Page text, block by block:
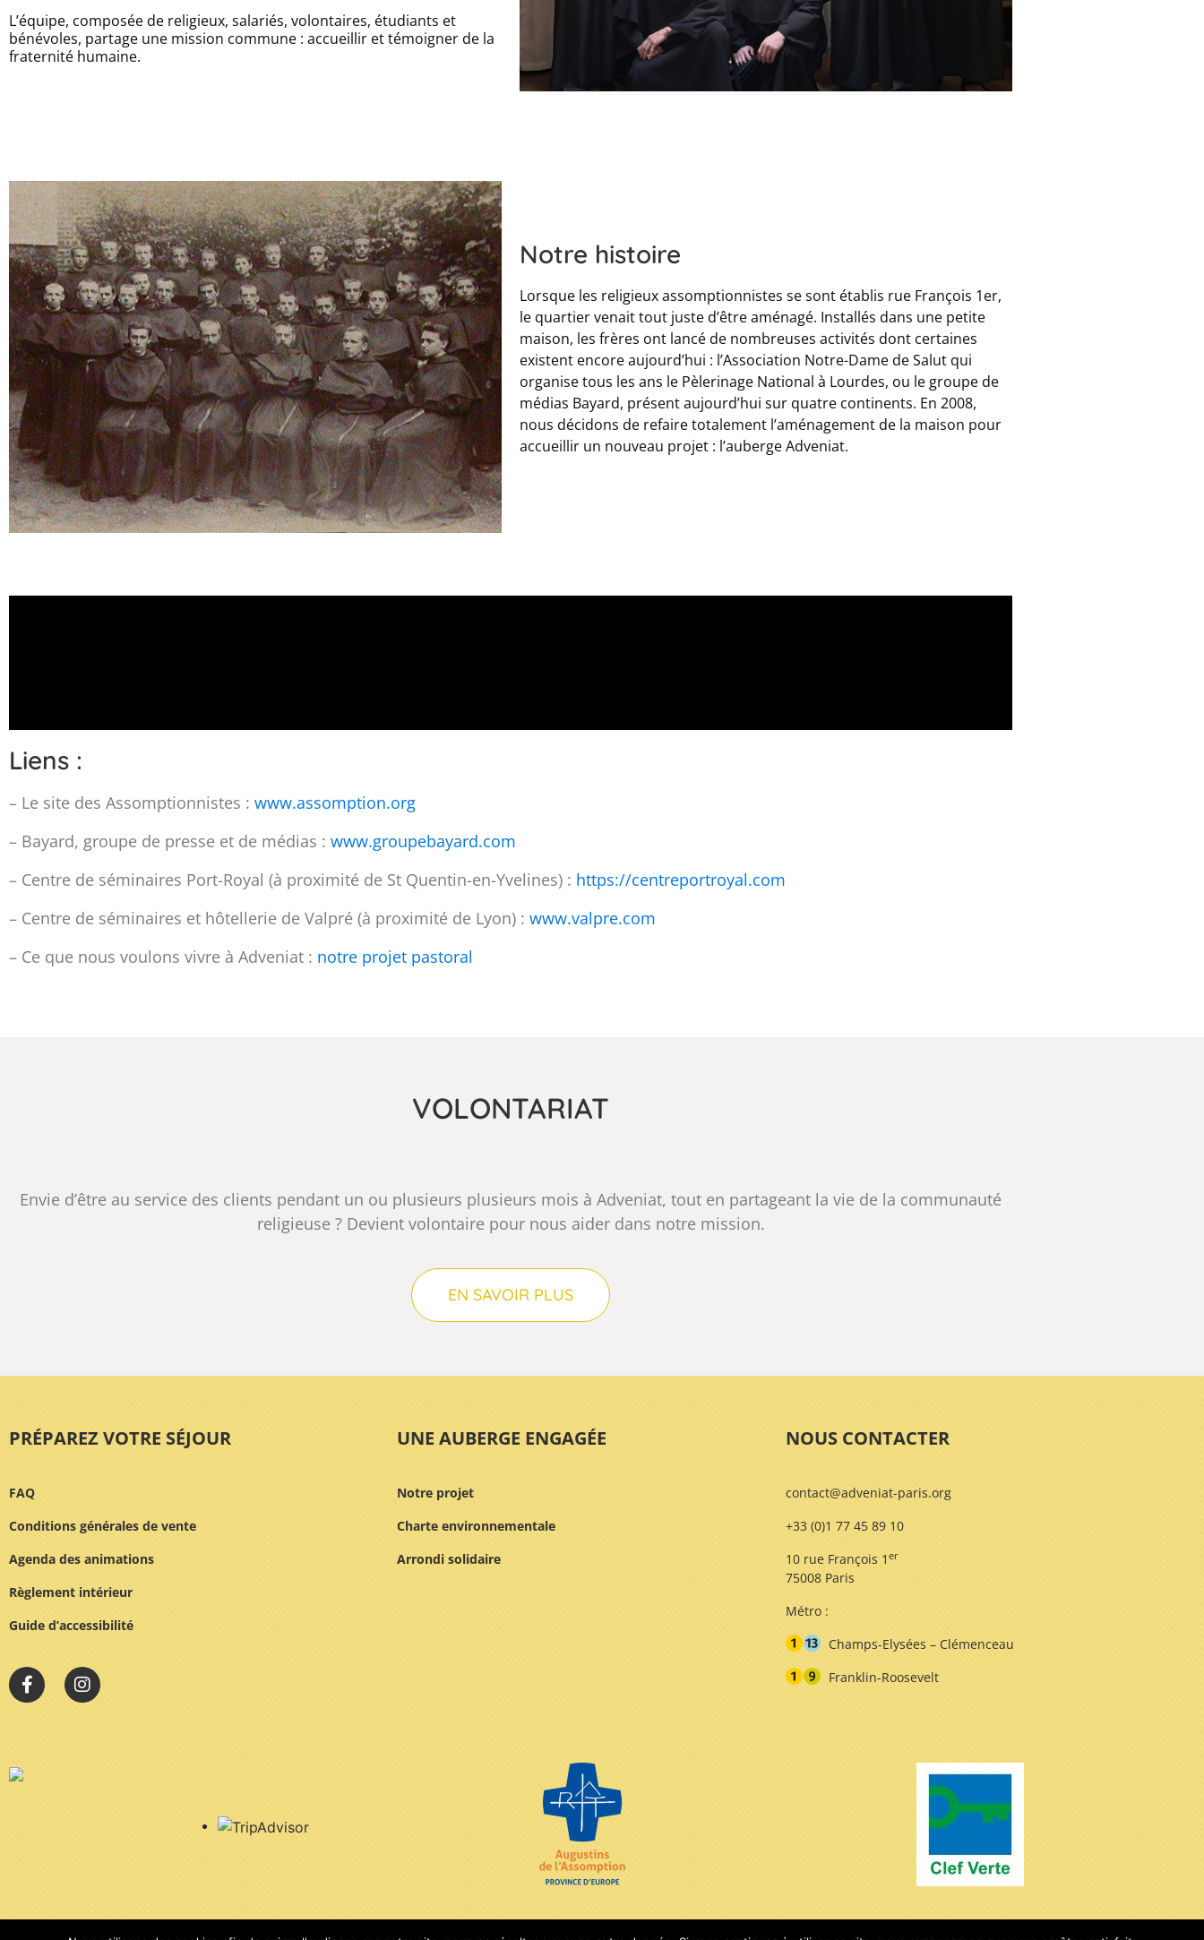
L’équipe, composée de religieux, salariés, volontaires, étudiants et
bénévoles, partage une mission commune : accueillir et témoigner de la
fraternité humaine.
Notre histoire
Lorsque les religieux assomptionnistes se sont établis rue François 1er,
le quartier venait tout juste d’être aménagé. Installés dans une petite
maison, les frères ont lancé de nombreuses activités dont certaines
existent encore aujourd’hui : l’Association Notre-Dame de Salut qui
organise tous les ans le Pèlerinage National à Lourdes, ou le groupe de
médias Bayard, présent aujourd’hui sur quatre continents. En 2008,
nous décidons de refaire totalement l’aménagement de la maison pour
accueillir un nouveau projet : l’auberge Adveniat.
Liens :
– Le site des Assomptionnistes : www.assomption.org
– Bayard, groupe de presse et de médias : www.groupebayard.com
– Centre de séminaires Port-Royal (à proximité de St Quentin-en-Yvelines) : https://centreportroyal.com
– Centre de séminaires et hôtellerie de Valpré (à proximité de Lyon) : www.valpre.com
– Ce que nous voulons vivre à Adveniat : notre projet pastoral
VOLONTARIAT
Envie d’être au service des clients pendant un ou plusieurs plusieurs mois à Adveniat, tout en partageant la vie de la communauté
religieuse ? Devient volontaire pour nous aider dans notre mission.
EN SAVOIR PLUS
PRÉPAREZ VOTRE SÉJOUR
FAQ
Conditions générales de vente
Agenda des animations
Règlement intérieur
Guide d’accessibilité
UNE AUBERGE ENGAGÉE
Notre projet
Charte environnementale
Arrondi solidaire
NOUS CONTACTER
contact@adveniat-paris.org
+33 (0)1 77 45 89 10
10 rue François 1 er
75008 Paris
Métro :
Champs-Elysées – Clémenceau
Franklin-Roosevelt